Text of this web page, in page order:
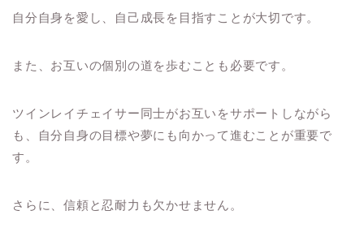
自分自身を愛し、自己成長を目指すことが大切です。
また、お互いの個別の道を歩むことも必要です。
ツインレイチェイサー同士がお互いをサポートしながら
も、自分自身の目標や夢にも向かって進むことが重要で
す。
さらに、信頼と忍耐力も欠かせません。